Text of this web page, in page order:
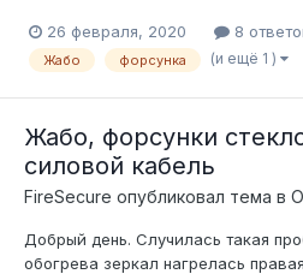
26 февраля, 2020 8
Жабо форсунка (и ещё 1 )
Жабо, форсунки
силовой кабель
FireSecure опубликовал тема в
Добрый день. Случилась такая
обогрева зеркал нагрелась